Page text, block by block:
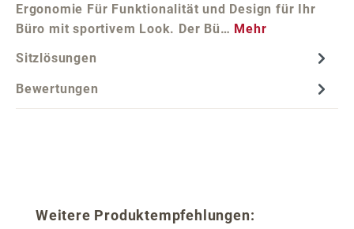
Ergonomie Für Funktionalität und Design für Ihr
Büro mit sportivem Look. Der Bü… Mehr
Sitzlösungen
Bewertungen
Produktgalerie überspringen
Weitere Produktempfehlungen: